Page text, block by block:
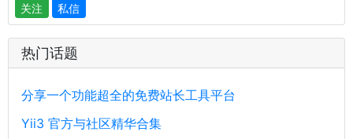
关注 私信
热门话题
分享一个功能超全的免费站长工具平台
Yii3 官方与社区精华合集